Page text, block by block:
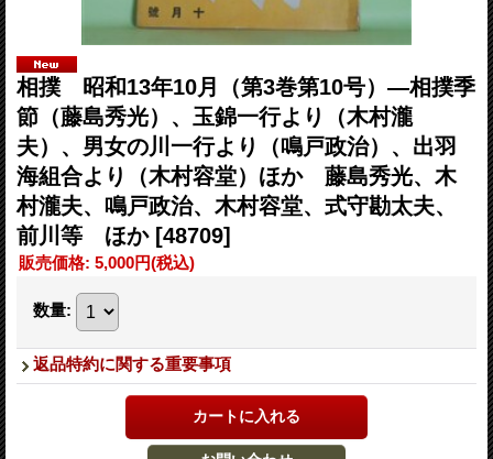
相撲 昭和13年10月（第3巻第10号）―相撲季
節（藤島秀光）、玉錦一行より（木村瀧
夫）、男女の川一行より（鳴戸政治）、出羽
海組合より（木村容堂）ほか 藤島秀光、木
村瀧夫、鳴戸政治、木村容堂、式守勘太夫、
前川等 ほか [48709]
販売価格: 5,000円(税込)
数量:
返品特約に関する重要事項